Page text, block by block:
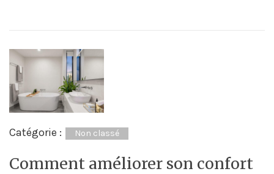
Catégorie : Non classé
Comment améliorer son confort